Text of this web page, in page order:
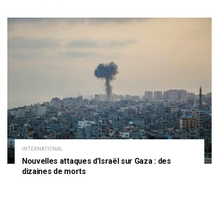
INTERNATIONAL
Nouvelles attaques d’Israël sur Gaza : des
dizaines de morts